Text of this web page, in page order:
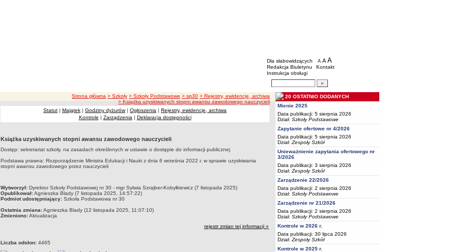
BIP - Oświata Częstochowa
Menu dodatkowe
Dla słabowidzących A pomniejsz czcionkę
A standardowy rozmiar czcionki
A
Redakcja Biuletynu
Kontakt
Instrukcja obsługi
Wyszukiwarka artykułów
ścieżka nawigacji
Strona główna > Szkoły > Szkoły Podstawowe > sp30 > Rejestry, ewidencje, archiwa
> Książka uzyskiwanych stopni awansu zawodowego nauczycieli
Statut | Majątek | Godziny dyżurów| Ogłoszenia | Rejestry, ewidencje, archiwa
Kontrole | Zarządzenia | Deklaracja dostępności
Książka uzyskiwanych stopni awansu zawodowego nauczycieli
Dostęp: sekretariat szkoły, na zasadach określonych w ustawie o dostępie do informacji publicznej
Podstawa prawna: Rozporządzenie Ministra Edukacji i Nauki z dnia 6 września 2022 r. w sprawie uzyskiwania
stopni awansu zawodowego przez nauczycieli
metryczka
Wytworzył: Dyrektor Szkoły Podstawowej nr 30 - mgr Sylwia Szrajber-Kobyłkiewicz (7 listopada 2025)
Opublikował:Agnieszka Blady (7 listopada 2025, 14:57:22)
Podmiot udostępniający: Szkoła Podstawowa nr 30
Ostatnia zmiana:Agnieszka Blady (12 listopada 2025, 11:07:10)
Zmieniono:Aktualizacja
rejestr zmian tej informacji »
Liczba odsłon: 4465
20 OSTATNIO DODANYCH
Mienie 2025
Data publikacji: 5 sierpnia 2026
Dział: Szkoły Podstawowe
Zapytanie ofertowe nr 4/2026
Data publikacji: 5 sierpnia 2026
Dział: Zespoły Szkół
Unieważnienie zapytania ofertowego nr
3/2026
Data publikacji: 3 sierpnia 2026
Dział: Zespoły Szkół
Zarządzenie 22/2026
Data publikacji: 2 sierpnia 2026
Dział: Szkoły Podstawowe
Zarządzenie nr 21/2026
Data publikacji: 2 sierpnia 2026
Dział: Szkoły Podstawowe
Kontrole w 2026 r.
Data publikacji: 30 lipca 2026
Dział: Zespoły Szkół
Kontrole w 2025 r.